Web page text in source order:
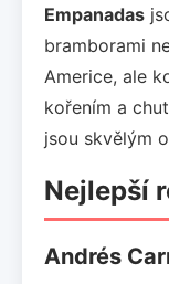
Empanadas
bramborami
Americe, ale
kořením a
jsou skvělým
Nejlepší
Andrés